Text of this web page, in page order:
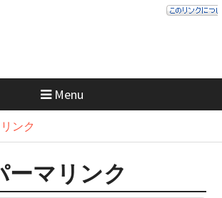
勉強法｜一夜漬けテキスト
×Udemy問題集
GeminiにはMacアプリがない？
使う方法
う！：コンフリクトが起きたと
きの解消手順と考え方
Menu
ンク
ーマリンク